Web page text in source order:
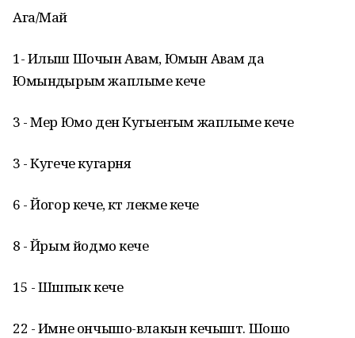
Ага/Май
1- Илыш Шочын Авам, Юмын Авам да
Юмынӱдырым жаплыме кече
3 - Мер Юмо ден Кугыеҥым жаплыме кече
3 - Кугече кугарня
6 - Йогор кече, кӱтӱ лекме кече
8 - Йӱрым йодмо кече
15 - Шӱшпык кече
22 - Имне ончышо-влакын кечышт. Шошо